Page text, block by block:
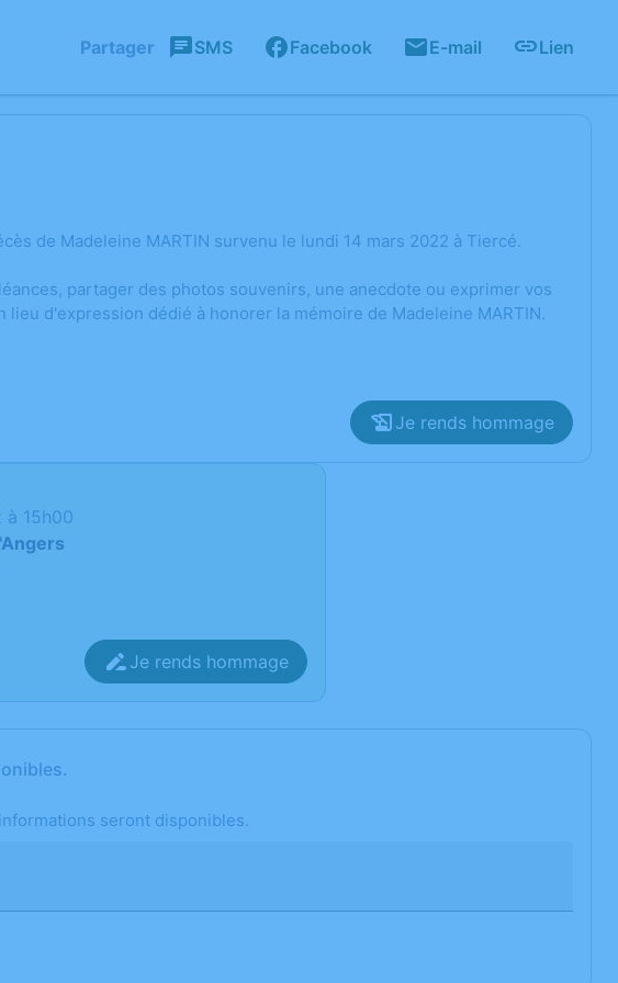
Partager SMS Facebook E-mail Lien
de Madeleine MARTIN survenu le lundi 14 mars 2022 à Tiercé.
partager des photos souvenirs, une anecdote ou exprimer vos
d'expression dédié à honorer la mémoire de Madeleine MARTIN.
Je rends hommage
à 15h00
Je rends hommage
seront disponibles.